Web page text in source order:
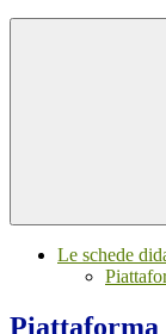
Le schede
Piattaforma